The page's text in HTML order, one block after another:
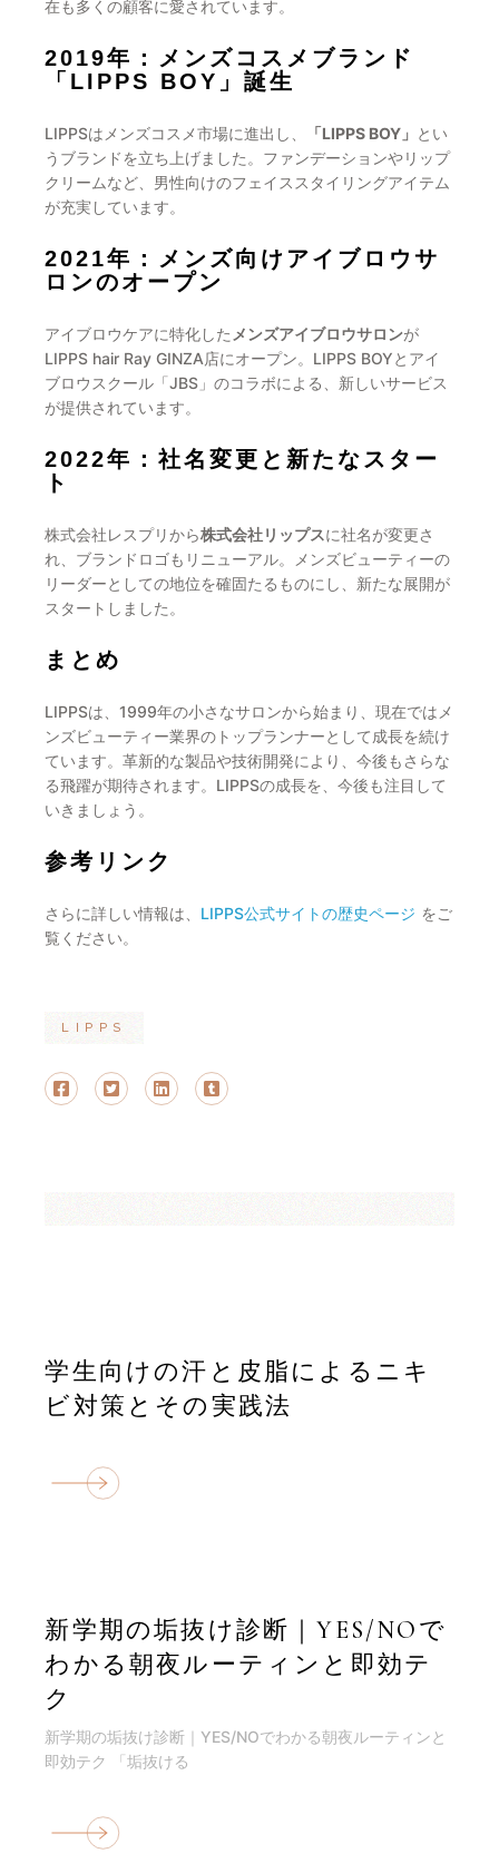
在も多くの顧客に愛されています。
2019年：メンズコスメブランド
「LIPPS BOY」誕生
LIPPSはメンズコスメ市場に進出し、 「LIPPS BOY」 とい
うブランドを立ち上げました。ファンデーションやリップ
クリームなど、男性向けのフェイススタイリングアイテム
が充実しています。
2021年：メンズ向けアイブロウサ
ロンのオープン
アイブロウケアに特化した メンズアイブロウサロンが
LIPPS hair Ray GINZA店にオープン。LIPPS BOYとアイ
ブロウスクール「JBS」のコラボによる、新しいサービス
が提供されています。
2022年：社名変更と新たなスター
ト
株式会社レスプリから株式会社リップスに社名が変更さ
れ、ブランドロゴもリニューアル。メンズビューティーの
リーダーとしての地位を確固たるものにし、新たな展開が
スタートしました。
まとめ
LIPPSは、1999年の小さなサロンから始まり、現在ではメ
ンズビューティー業界のトップランナーとして成長を続け
ています。革新的な製品や技術開発により、今後もさらな
る飛躍が期待されます。LIPPSの成長を、今後も注目して
いきましょう。
参考リンク
さらに詳しい情報は、 LIPPS公式サイトの歴史ページ をご
覧ください。
LIPPS
学生向けの汗と皮脂によるニキ
ビ対策とその実践法
新学期の垢抜け診断｜YES/NOで
わかる朝夜ルーティンと即効テ
ク
新学期の垢抜け診断｜YES/NOでわかる朝夜ルーティンと
即効テク 「垢抜ける